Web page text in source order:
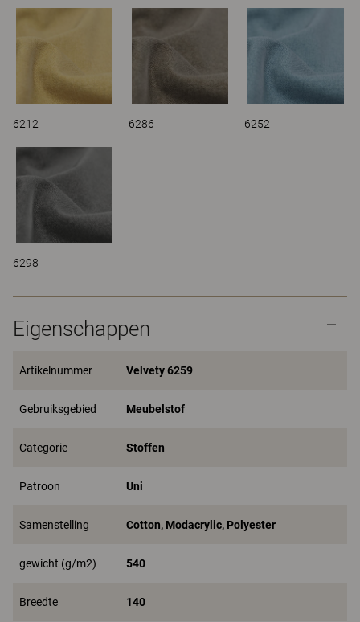
6212 6286 6252
6298
Eigenschappen
Artikelnummer Velvety 6259
Gebruiksgebied Meubelstof
Categorie Stoffen
Patroon Uni
Samenstelling Cotton, Modacrylic, Polyester
gewicht (g/m2) 540
Breedte 140